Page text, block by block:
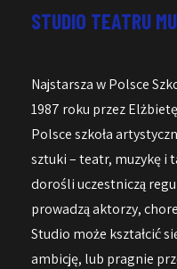
STUDIO TEATRU
Najstarsza w Polsce
1987 roku przez
Polsce szkoła
sztuki – teatr, muzykę i
dorośli uczestniczą
prowadzą aktorzy,
Studio może kształcić
ambicję, lub pragnie